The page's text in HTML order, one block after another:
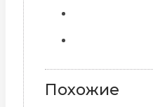
Похожие